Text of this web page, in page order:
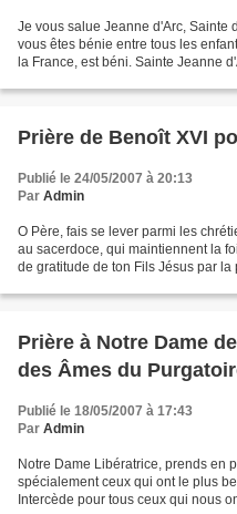
Je vous salue Jeanne d'Arc, Sainte
vous êtes bénie entre tous les
la France, est béni. Sainte Jeanne
Prière de Benoît XVI
Publié le 24/05/2007 à 20:13
Par Admin
O Père, fais se lever parmi les
au sacerdoce, qui maintiennent la
de gratitude de ton Fils Jésus par
Prière à Notre Dame
des Âmes du
Publié le 18/05/2007 à 17:43
Par Admin
Notre Dame Libératrice, prends en
spécialement ceux qui ont le plus
Intercède pour tous ceux qui nous